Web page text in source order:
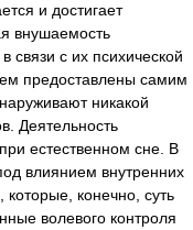
и достигает
внушаемость
связи с их психической
предоставлены самим
никакой
Деятельность
естественном сне. В
влиянием внутренних
конечно, суть
волевого контроля